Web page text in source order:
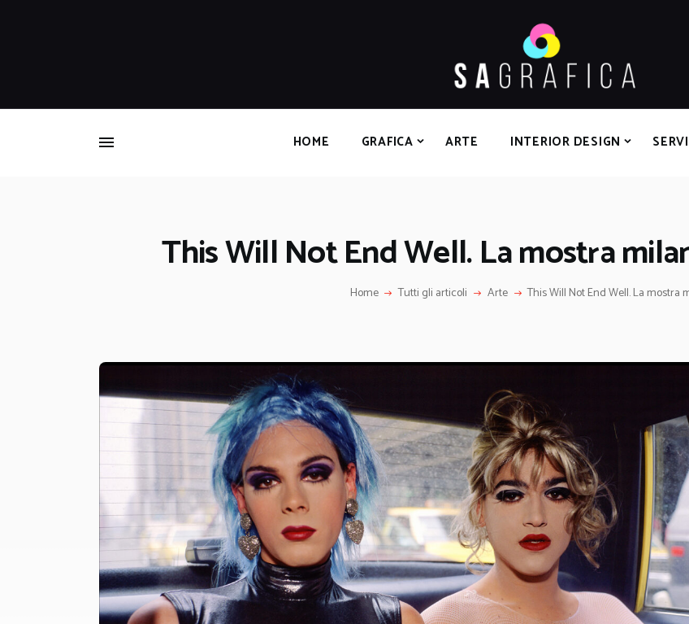
HOME GRAFICA ARTE INTERIOR DESIGN
This Will Not End Well. La mostra
Home Tutti gli articoli Arte This Will Not End Well. La mostra
INTERIOR DESIGN
SERVIZI